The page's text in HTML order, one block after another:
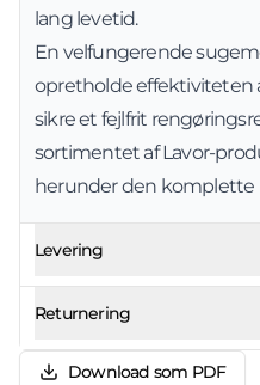
lang levetid.
En velfungerende
opretholde effektiviteten
sikre et fejlfrit
sortimentet af Lavor-
herunder den komplette
Levering
Returnering
Download som PDF